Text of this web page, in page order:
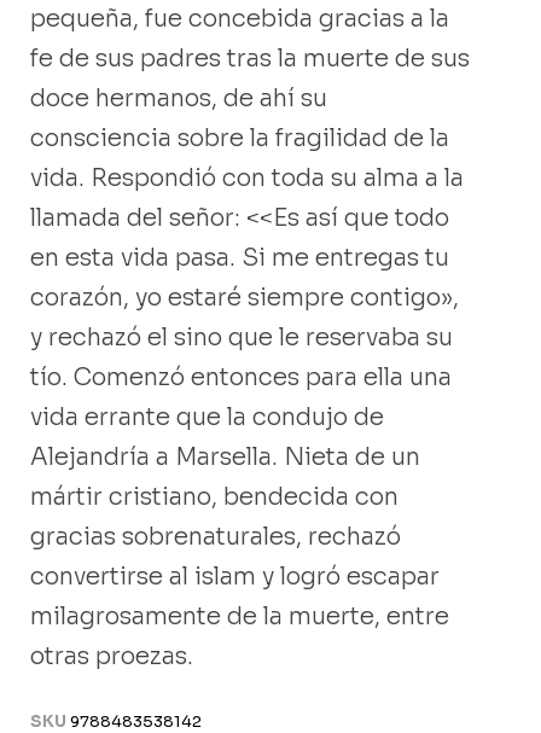
pequeña, fue concebida gracias a la
fe de sus padres tras la muerte de sus
doce hermanos, de ahí su
consciencia sobre la fragilidad de la
vida. Respondió con toda su alma a la
llamada del señor: <<Es así que todo
en esta vida pasa. Si me entregas tu
corazón, yo estaré siempre contigo»,
y rechazó el sino que le reservaba su
tío. Comenzó entonces para ella una
vida errante que la condujo de
Alejandría a Marsella. Nieta de un
mártir cristiano, bendecida con
gracias sobrenaturales, rechazó
convertirse al islam y logró escapar
milagrosamente de la muerte, entre
otras proezas.
SKU 9788483538142